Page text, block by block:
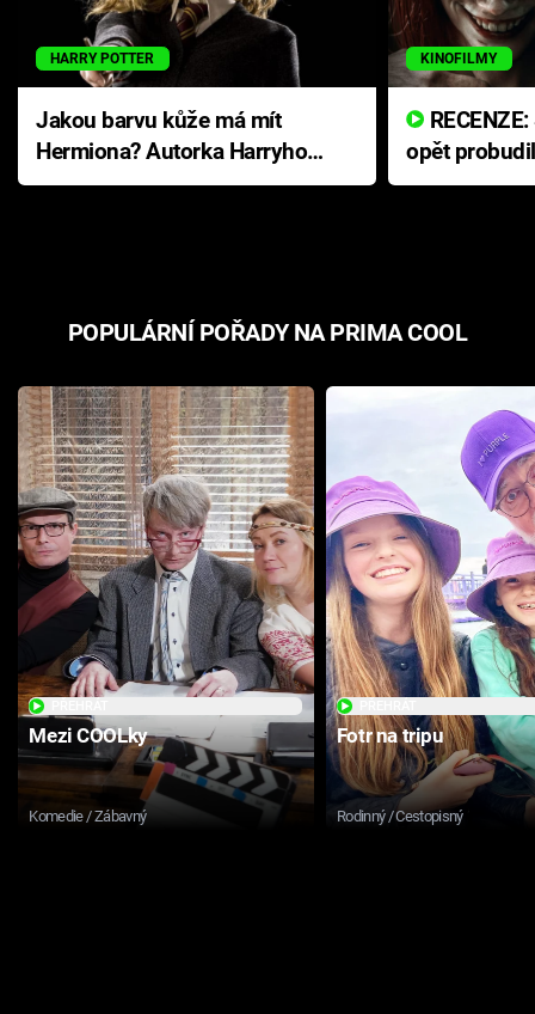
HARRY POTTER
Jakou barvu kůže má mít
Hermiona? Autorka Harryho
Pottera přišla s ráznou
KINOFILMY
opět
přichází s
POPULÁRNÍ POŘADY NA PRIMA COOL
Mezi COOLky
Komedie / Zábavný
Fotr na tripu
Rodinný / Cestopisný